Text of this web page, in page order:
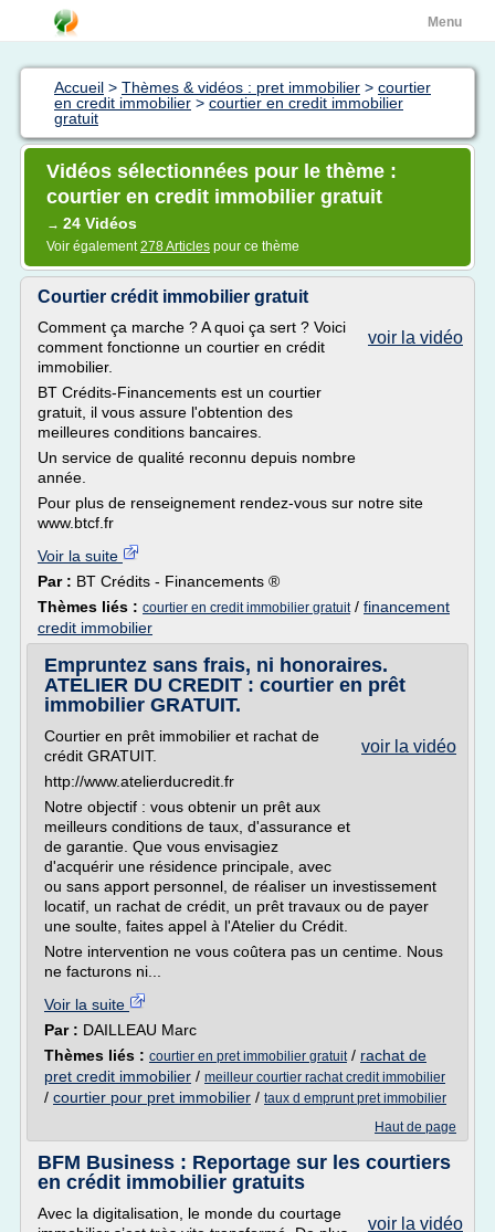
Menu
Accueil > Thèmes & vidéos : pret immobilier > courtier
en credit immobilier > courtier en credit immobilier
gratuit
Vidéos sélectionnées pour le thème :
courtier en credit immobilier gratuit
→ 24 Vidéos
Voir également278 Articles pour ce thème
Courtier crédit immobilier gratuit
voir la vidéo
Comment ça marche ? A quoi ça sert ? Voici
comment fonctionne un courtier en crédit
immobilier.
BT Crédits-Financements est un courtier
gratuit, il vous assure l'obtention des
meilleures conditions bancaires.
Un service de qualité reconnu depuis nombre
année.
Pour plus de renseignement rendez-vous sur notre site
www.btcf.fr
Voir la suite
Par : BT Crédits - Financements ®
Thèmes liés : courtier en credit immobilier gratuit/ financement
credit immobilier
Empruntez sans frais, ni honoraires.
ATELIER DU CREDIT : courtier en prêt
immobilier GRATUIT.
voir la vidéo
Courtier en prêt immobilier et rachat de
crédit GRATUIT.
http://www.atelierducredit.fr
Notre objectif : vous obtenir un prêt aux
meilleurs conditions de taux, d'assurance et
de garantie. Que vous envisagiez
d'acquérir une résidence principale, avec
ou sans apport personnel, de réaliser un investissement
locatif, un rachat de crédit, un prêt travaux ou de payer
une soulte, faites appel à l'Atelier du Crédit.
Notre intervention ne vous coûtera pas un centime. Nous
ne facturons ni...
Voir la suite
Par : DAILLEAU Marc
Thèmes liés : courtier en pret immobilier gratuit/ rachat de
pret credit immobilier / meilleur courtier rachat credit immobilier
/ courtier pour pret immobilier / taux d emprunt pret immobilier
Haut de page
BFM Business : Reportage sur les courtiers
en crédit immobilier gratuits
voir la vidéo
Avec la digitalisation, le monde du courtage